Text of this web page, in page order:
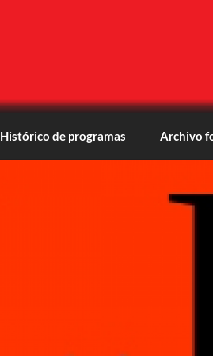
Histórico de programas Archivo